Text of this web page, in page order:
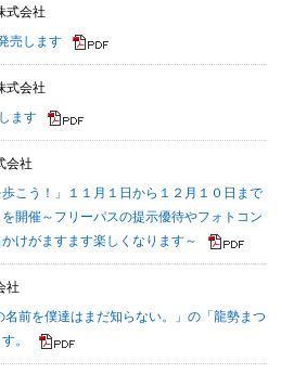
式会社
売します
式会社
ます
会社
こう！」１１月１日から１２月１０日まで
を開催～フリーパスの提示優待やフォトコン
けがますます楽しくなります～
社
前を僕達はまだ知らない。」の「龍勢まつ
。